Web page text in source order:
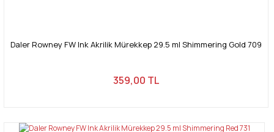
Daler Rowney FW Ink Akrilik Mürekkep 29.5 ml Shimmering Gold 709
359,00 TL